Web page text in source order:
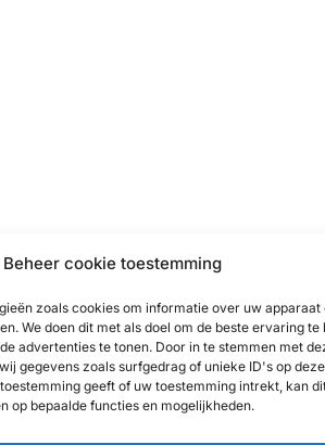
Beheer cookie toestemming
zoals cookies om informatie over uw apparaat
We doen dit met als doel om de beste ervaring te
advertenties te tonen. Door in te stemmen met
gegevens zoals surfgedrag of unieke ID's op
geeft of uw toestemming intrekt, kan
op bepaalde functies en mogelijkheden.